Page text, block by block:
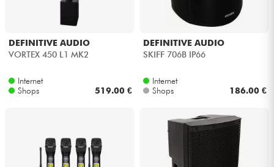
DEFINITIVE AUDIO
VORTEX 450 L1 MK2
Internet
Shops
519.00 €
DEFINITIVE AUDIO
SKIFF 706B IP66
Internet
Shops
186.00 €